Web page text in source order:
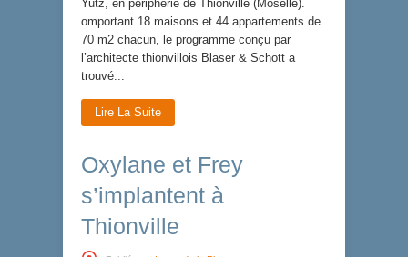
Yutz, en périphérie de Thionville (Moselle).
omportant 18 maisons et 44 appartements de
70 m2 chacun, le programme conçu par
l’architecte thionvillois Blaser & Schott a
trouvé...
Lire La Suite
Oxylane et Frey
s’implantent à
Thionville